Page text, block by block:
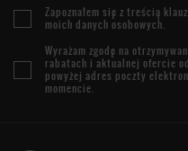
Zapoznałem się z treścią
moich danych osobowych.
Wyrażam zgodę na
rabatach i aktualnej ofercie od
powyżej adres poczty
momencie.